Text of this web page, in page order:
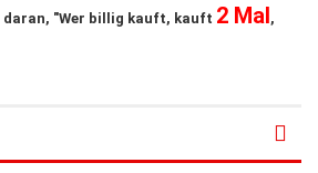
daran, "Wer billig kauft, kauft 2 Mal,